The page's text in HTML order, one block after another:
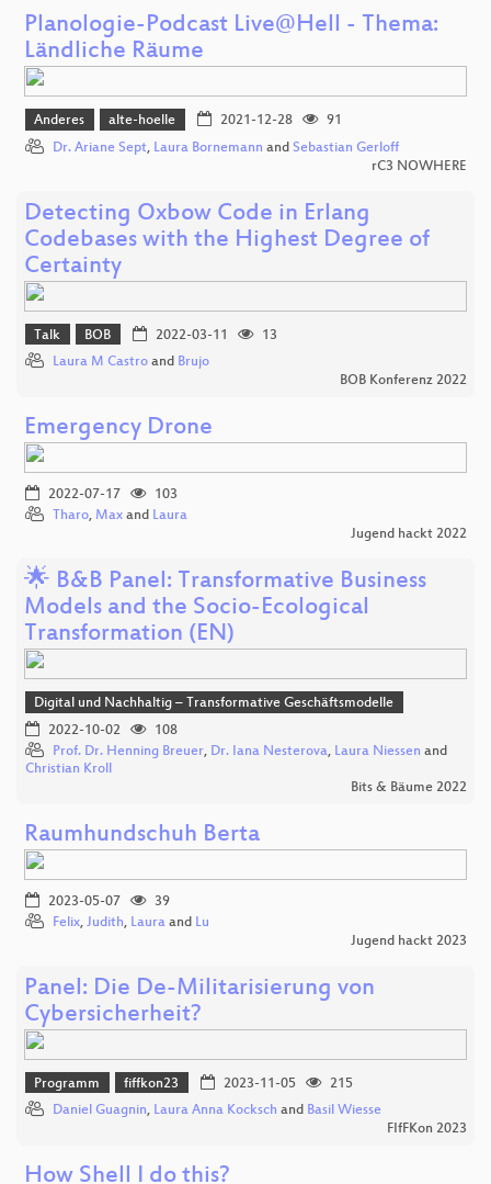
Planologie-Podcast Live@Hell - Thema:
Ländliche Räume
Anderes alte-hoelle 2021-12-28
91
Dr. Ariane Sept, Laura Bornemann and Sebastian Gerloff
rC3 NOWHERE
Detecting Oxbow Code in Erlang
Codebases with the Highest Degree of
Certainty
Talk BOB 2022-03-11
13
Laura M Castro and Brujo
BOB Konferenz 2022
Emergency Drone
2022-07-17
103
Tharo, Max and Laura
Jugend hackt 2022
🌟 B&B Panel: Transformative Business
Models and the Socio-Ecological
Transformation (EN)
Digital und Nachhaltig – Transformative Geschäftsmodelle
2022-10-02
108
Prof. Dr. Henning Breuer, Dr. Iana Nesterova, Laura Niessen and
Christian Kroll
Bits & Bäume 2022
Raumhundschuh Berta
2023-05-07
39
Felix, Judith, Laura and Lu
Jugend hackt 2023
Panel: Die De-Militarisierung von
Cybersicherheit?
Programm fiffkon23 2023-11-05
215
Daniel Guagnin, Laura Anna Kocksch and Basil Wiesse
FIfFKon 2023
How Shell I do this?